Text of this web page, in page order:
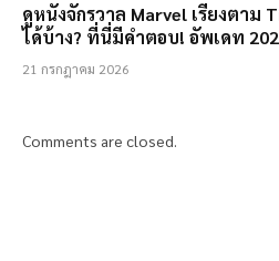
ดูหนังจักรวาล Marvel เรียงตาม
ได้บ้าง? ที่นี่มีคำตอบ! อัพเดท
21 กรกฎาคม 2026
Comments are closed.